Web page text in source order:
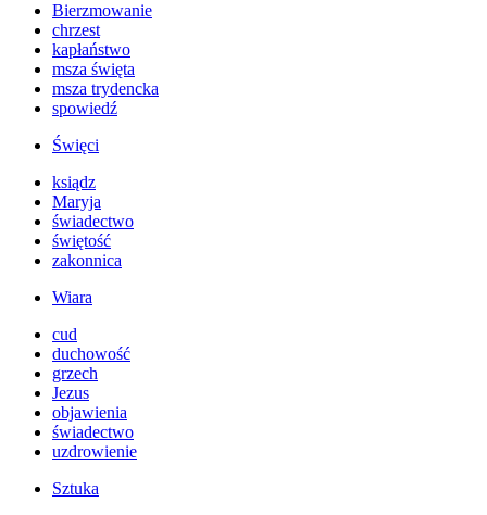
Bierzmowanie
chrzest
kapłaństwo
msza święta
msza trydencka
spowiedź
Święci
ksiądz
Maryja
świadectwo
świętość
zakonnica
Wiara
cud
duchowość
grzech
Jezus
objawienia
świadectwo
uzdrowienie
Sztuka